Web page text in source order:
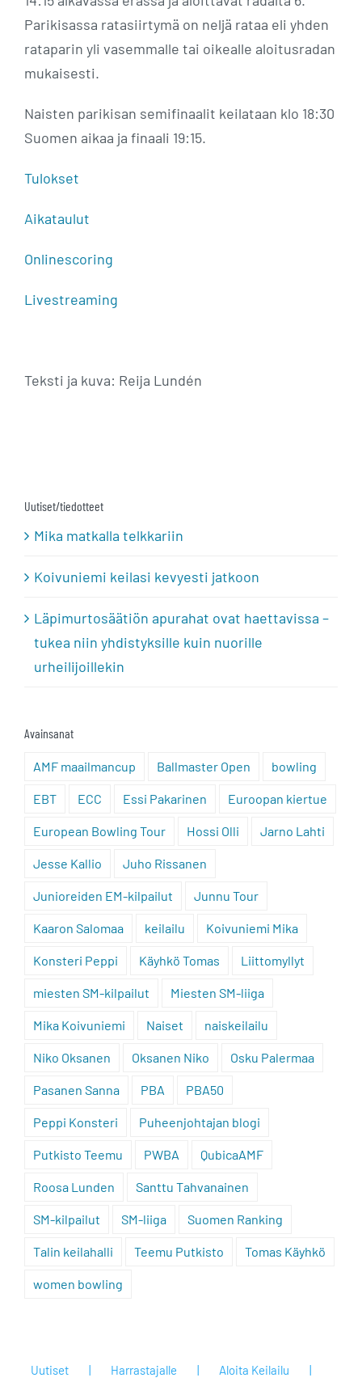
Parikisassa ratasiirtymä on neljä rataa eli yhden
rataparin yli vasemmalle tai oikealle aloitusradan
mukaisesti.
Naisten parikisan semifinaalit keilataan klo 18:30
Suomen aikaa ja finaali 19:15.
Tulokset
Aikataulut
Onlinescoring
Livestreaming
Teksti ja kuva: Reija Lundén
Uutiset/tiedotteet
Mika matkalla telkkariin
Koivuniemi keilasi kevyesti jatkoon
Läpimurtosäätiön apurahat ovat haettavissa –
tukea niin yhdistyksille kuin nuorille
urheilijoillekin
Avainsanat
AMF maailmancup Ballmaster Open bowling
EBT ECC Essi Pakarinen Euroopan kiertue
European Bowling Tour Hossi Olli Jarno Lahti
Jesse Kallio Juho Rissanen
Junioreiden EM-kilpailut Junnu Tour
Kaaron Salomaa keilailu Koivuniemi Mika
Konsteri Peppi Käyhkö Tomas Liittomyllyt
miesten SM-kilpailut Miesten SM-liiga
Mika Koivuniemi Naiset naiskeilailu
Niko Oksanen Oksanen Niko Osku Palermaa
Pasanen Sanna PBA PBA50
Peppi Konsteri Puheenjohtajan blogi
Putkisto Teemu PWBA QubicaAMF
Roosa Lunden Santtu Tahvanainen
SM-kilpailut SM-liiga Suomen Ranking
Talin keilahalli Teemu Putkisto Tomas Käyhkö
women bowling
Uutiset Harrastajalle
Aloita Keilailu